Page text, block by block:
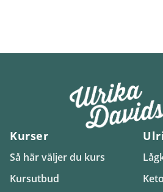
Kurser
Så här väljer du kurs
Kursutbud
Keto